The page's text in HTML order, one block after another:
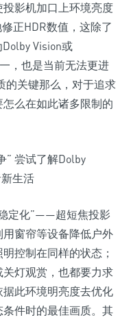
影机加口上环境亮度
正HDR数值，这除了
Vision或
，也是当前无法更进
的关键那么，对于追求
么在如此诸多限制的
定化”——超短焦投影
窗帘等设备降低户外
控制在同样的状态；
灯观赏，也都要力求
此环境明亮度去优化
件时的最佳画质。其